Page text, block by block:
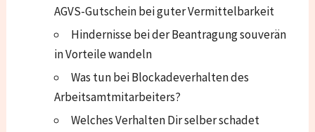
AGVS-Gutschein bei guter Vermittelbarkeit
Hindernisse bei der Beantragung souverän
in Vorteile wandeln
Was tun bei Blockadeverhalten des
Arbeitsamtmitarbeiters?
Welches Verhalten Dir selber schadet